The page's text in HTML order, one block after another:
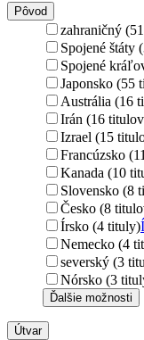
Pôvod
zahraničný
Spojené štáty
Spojené
Japonsko (55
Austrália (16
Irán (16
Izrael (15
Francúzsko
Kanada (10
Slovensko (8
Česko (8
Írsko (4 tituly)
Nemecko (4
severský (3
Nórsko (3
Ďalšie možnosti
Útvar